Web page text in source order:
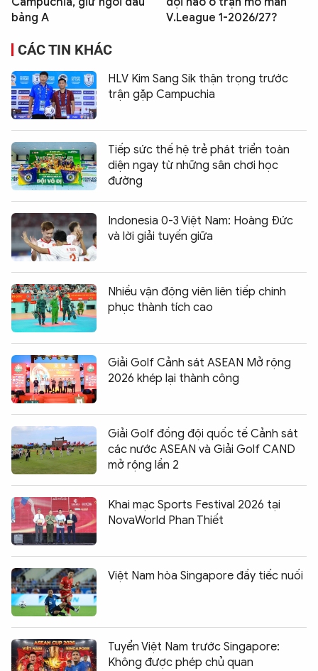
bảng A
V.League 1-2026/27?
CÁC TIN KHÁC
HLV Kim Sang Sik thận trọng trước
trận gặp Campuchia
Tiếp sức thế hệ trẻ phát triển toàn
diện ngay từ những sân chơi học
đường
Indonesia 0-3 Việt Nam: Hoàng Đức
và lời giải tuyến giữa
Nhiều vận động viên liên tiếp chinh
phục thành tích cao
Giải Golf Cảnh sát ASEAN Mở rộng
2026 khép lại thành công
Giải Golf đồng đội quốc tế Cảnh sát
các nước ASEAN và Giải Golf CAND
mở rộng lần 2
Khai mạc Sports Festival 2026 tại
NovaWorld Phan Thiết
Việt Nam hòa Singapore đầy tiếc nuối
Tuyển Việt Nam trước Singapore:
Không được phép chủ quan